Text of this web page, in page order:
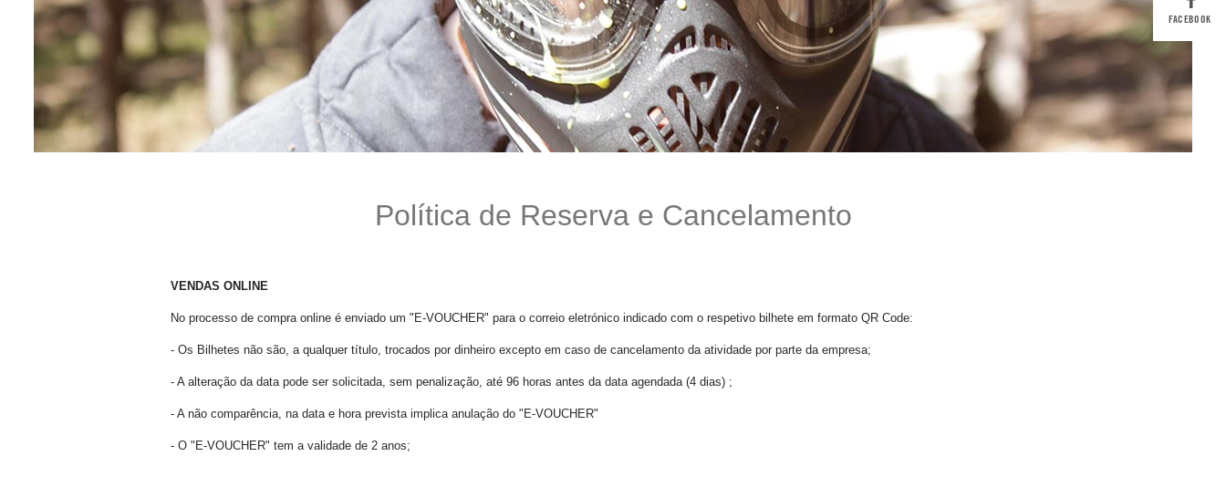
Política de Reserva e Cancelamento
VENDAS ONLINE
No processo de compra online é enviado um "E-VOUCHER" para o correio eletrónico indicado com o respetivo bilhete em formato QR Code:
- Os Bilhetes não são, a qualquer título, trocados por dinheiro excepto em caso de cancelamento da atividade por parte da empresa;
- A alteração da data pode ser solicitada, sem penalização, até 96 horas antes da data agendada (4 dias) ;
- A não comparência, na data e hora prevista implica anulação do "E-VOUCHER"
- O "E-VOUCHER" tem a validade de 2 anos;
FACEBOOK